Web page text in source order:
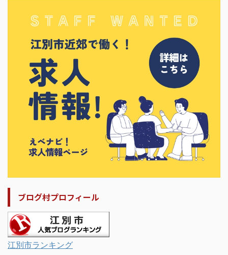
ブログ村プロフィール
江別市ランキング